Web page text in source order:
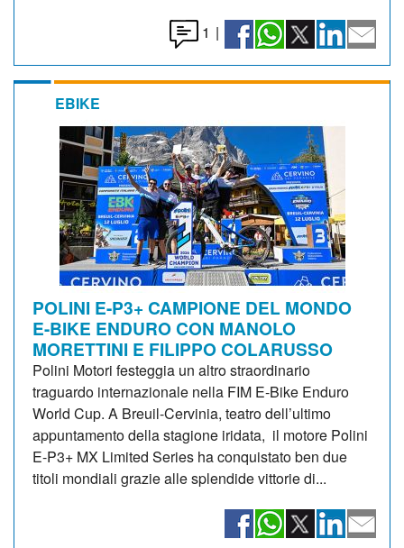
1 |
EBIKE
POLINI E-P3+ CAMPIONE DEL MONDO
E-BIKE ENDURO CON MANOLO
MORETTINI E FILIPPO COLARUSSO
Polini Motori festeggia un altro straordinario
traguardo internazionale nella FIM E-Bike Enduro
World Cup. A Breuil-Cervinia, teatro dell’ultimo
appuntamento della stagione iridata, il motore Polini
E-P3+ MX Limited Series ha conquistato ben due
titoli mondiali grazie alle splendide vittorie di...